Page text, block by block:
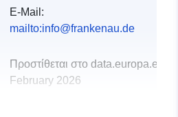
E-Mail:
mailto:info@frankenau.de
Προστίθεται στο data.europa.eu:
February 2026